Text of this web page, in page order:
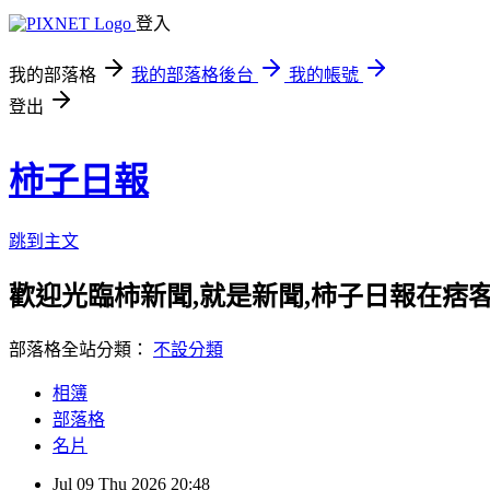
登入
我的部落格 我的部落格後台
我的帳號
登出
柿子日報
跳到主文
歡迎光臨柿新聞,就是新聞,柿子日報在痞
部落格全站分類： 不設分類
相簿
部落格
名片
Jul 09 Thu 2026 20:48